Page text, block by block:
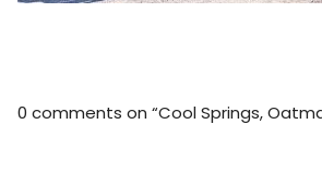
0 comments on “Cool Springs,